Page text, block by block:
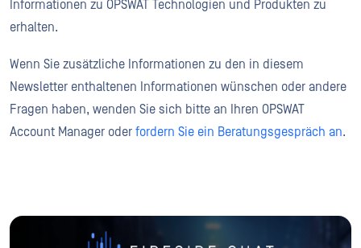
Informationen zu OPSWAT Technologien und Produkten zu
erhalten.
Wenn Sie zusätzliche Informationen zu den in diesem
Newsletter enthaltenen Informationen wünschen oder andere
Fragen haben, wenden Sie sich bitte an Ihren OPSWAT
Account Manager oder fordern Sie ein Beratungsgespräch an.